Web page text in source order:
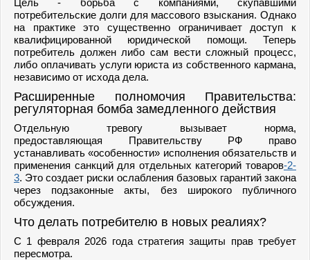
Цель - борьба с компаниями, скупавшими
потребительские долги для массового взыскания. Однако
на практике это существенно ограничивает доступ к
квалифицированной юридической помощи. Теперь
потребитель должен либо сам вести сложный процесс,
либо оплачивать услуги юриста из собственного кармана,
независимо от исхода дела.
Расширенные полномочия Правительства:
регуляторная бомба замедленного действия
Отдельную тревогу вызывает норма,
предоставляющая Правительству РФ право
устанавливать «особенности» исполнения обязательств и
применения санкций для отдельных категорий товаров-2-
3. Это создает риски ослабления базовых гарантий закона
через подзаконные акты, без широкого публичного
обсуждения.
Что делать потребителю в новых реалиях?
С 1 февраля 2026 года стратегия защиты прав требует
пересмотра.